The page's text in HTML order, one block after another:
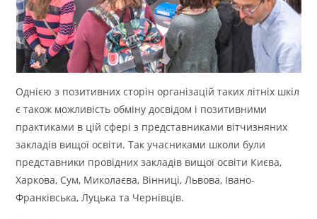
Однією з позитивних сторін організацій таких літніх шкіл
є також можливість обміну досвідом і позитивними
практиками в цій сфері з представниками вітчизняних
закладів вищої освіти. Так учасниками школи були
представники провідних закладів вищої освіти Києва,
Харкова, Сум, Миколаєва, Вінниці, Львова, Івано-
Франківська, Луцька та Чернівців.